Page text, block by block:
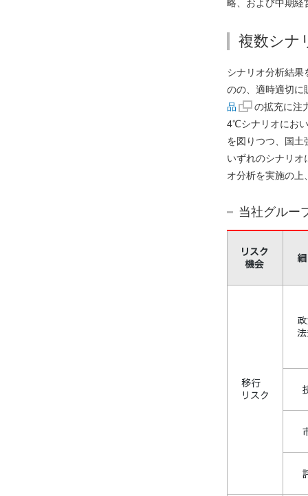
略、および中期経
複数シナ
シナリオ分析結
のの、適時適切に
品
の拡充に注
4℃シナリオにお
を図りつつ、国土
いずれのシナリオ
オ分析を実施の上
当社グルー